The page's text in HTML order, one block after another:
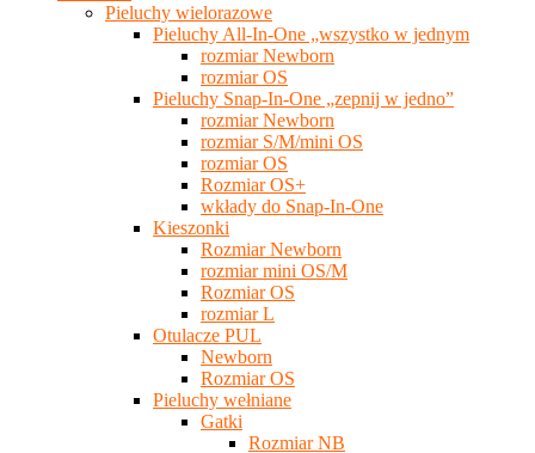
Pieluchy wielorazowe
Pieluchy All-In-One „wszystko w jednym
rozmiar Newborn
rozmiar OS
Pieluchy Snap-In-One „zepnij w jedno”
rozmiar Newborn
rozmiar S/M/mini OS
rozmiar OS
Rozmiar OS+
wkłady do Snap-In-One
Kieszonki
Rozmiar Newborn
rozmiar mini OS/M
Rozmiar OS
rozmiar L
Otulacze PUL
Newborn
Rozmiar OS
Pieluchy wełniane
Gatki
Rozmiar NB